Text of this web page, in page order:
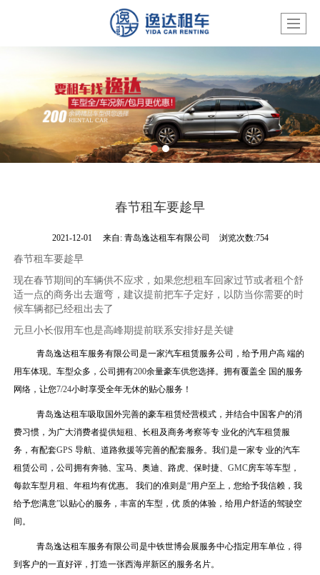
春节租车要趁早
2021-12-01 来自: 青岛逸达租车有限公司 浏览次数:754
春节租车要趁早
现在春节期间的车辆供不应求，如果您想租车回家过节或者租个舒
适一点的商务出去遛弯，建议提前把车子定好，以防当你需要的时
候车辆都已经租出去了
元旦小长假用车也是高峰期提前联系安排好是关键
青岛逸达租车服务有限公司是一家汽车租赁服务公司，给予用户高 端的
用车体现。车型众多，公司拥有200余量豪车供您选择。拥有覆盖全 国的服务
网络，让您7/24小时享受全年无休的贴心服务！
青岛逸达租车吸取国外完善的豪车租赁经营模式，并结合中国客户的消
费习惯，为广大消费者提供短租、长租及商务考察等专 业化的汽车租赁服
务，有配套GPS导航、道路救援等完善的配套服务。我们是一家专 业的汽车
租赁公司，公司拥有奔驰、宝马、奥迪、路虎、保时捷、GMC房车等车型，
每款车型月租、年租均有优惠。
我们的准则是“用户至上，您给予我信赖，我
给予您满意”以贴心的服务，丰富的车型，优 质的体验，给用户舒适的驾驶空
间。
青岛逸达租车服务有限公司是中铁世博会展服务中心指定用车单位，得
到客户的一直好评，打造一张西海岸新区的服务名片。